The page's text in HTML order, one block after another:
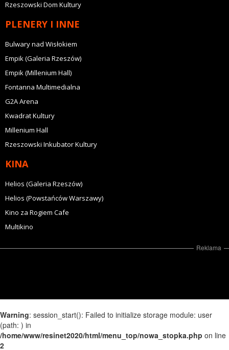
Rzeszowski Dom Kultury
PLENERY I INNE
Bulwary nad Wisłokiem
Empik (Galeria Rzeszów)
Empik (Millenium Hall)
Fontanna Multimedialna
G2A Arena
Kwadrat Kultury
Millenium Hall
Rzeszowski Inkubator Kultury
KINA
Helios (Galeria Rzeszów)
Helios (Powstańców Warszawy)
Kino za Rogiem Cafe
Multikino
Reklama
Warning: session_start(): Failed to initialize storage module: user
(path: ) in
/home/www/resinet2020/html/menu_top/nowa_stopka.php on line
2